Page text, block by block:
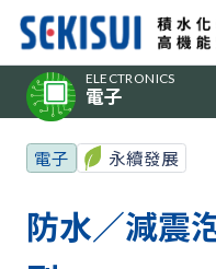
ELECTRONICS
電子
電子 永續發展
防水／減震